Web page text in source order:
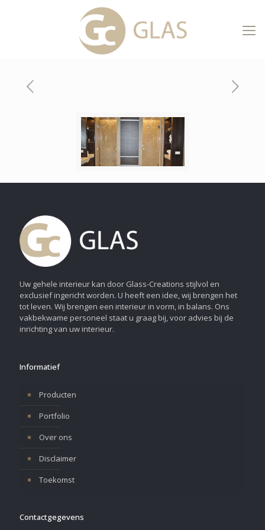
Uw gehele interieur kan door Glass-Creations stijlvol en
exclusief ingericht worden. U heeft een idee, wij brengen het
tot leven. Wij brengen een interieur in vorm, in balans. Ons
vakbekwame personeel staat u graag bij, voor advies bij de
inrichting van uw interieur.
Informatief
Producten
Portfolio
Over ons
Disclaimer
Toekomst
Contactgegevens